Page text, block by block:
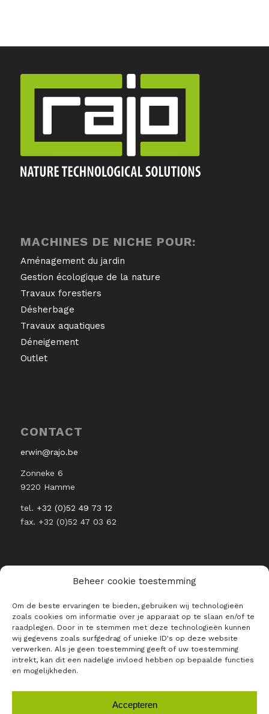
Beheer cookie toestemming
Om de beste ervaringen te bieden, gebruiken wij technologieën
zoals cookies om informatie over je apparaat op te slaan en/of te
raadplegen. Door in te stemmen met deze technologieën kunnen
wij gegevens zoals surfgedrag of unieke ID's op deze website
verwerken. Als je geen toestemming geeft of uw toestemming
intrekt, kan dit een nadelige invloed hebben op bepaalde functies
en mogelijkheden.
Accepteren
MACHINES DE NICHE POUR:
Aménagement du jardin
Gestion écologique de la nature
Travaux forestiers
Désherbage
Travaux aquatiques
Déneigement
Outlet
CONTACT
erwin@rajo.be
Zonneke 6
9220 Hamme
tel. +32 (0)52 49 73 12
fax. +32 (0)52 47 03 62
RESTEZ INFORMÉ DE L’ACTUALITÉ
DE RAJO
E-mail *